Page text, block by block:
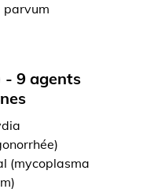
parvum
- 9 agents
(mycoplasma